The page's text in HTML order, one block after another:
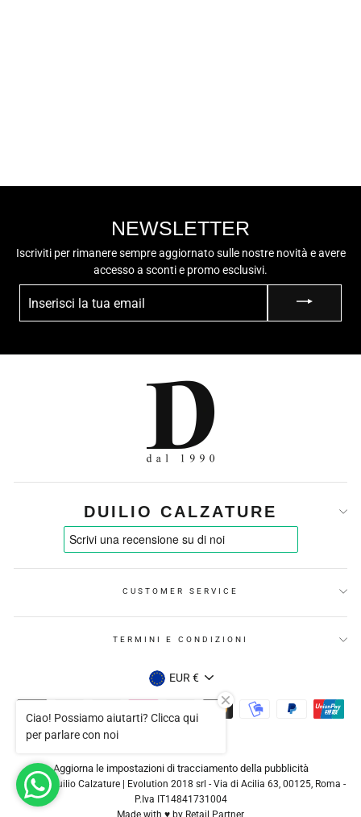
NEWSLETTER
Iscriviti per rimanere sempre aggiornato sulle nostre novità e avere
accesso a sconti e promo esclusivi.
DUILIO CALZATURE
CUSTOMER SERVICE
TERMINI E CONDIZIONI
VALUTA
EUR €
Aggiorna le impostazioni di tracciamento della pubblicità
© 2026 Duilio Calzature | Evolution 2018 srl - Via di Acilia 63, 00125, Roma -
P.Iva IT14841731004
Made with ♥ by Retail Partner
Ciao! Possiamo aiutarti? Clicca qui
per parlare con noi